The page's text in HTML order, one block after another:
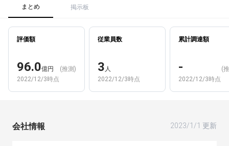
まとめ 掲示板
評価額
96.0億円
(推測)
2022/12/3時点
従業員数
3 人
2022/12/3時点
累計調達額
-
(
2022/12/3時点
会社情報 2023/1/1 更新